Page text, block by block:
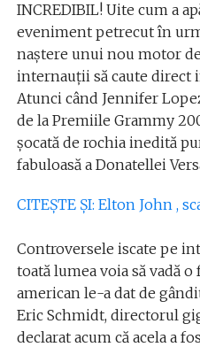
INCREDIBIL! Uite cum a
eveniment petrecut în
naștere unui nou motor
internauții să caute direct
Atunci când Jennifer
de la Premiile Grammy
șocată de rochia inedită
fabuloasă a Donatellei
CITEȘTE ȘI: Elton John ,
Controversele iscate pe
toată lumea voia să vadă
american le-a dat de
Eric Schmidt, directorul
declarat acum că acela a